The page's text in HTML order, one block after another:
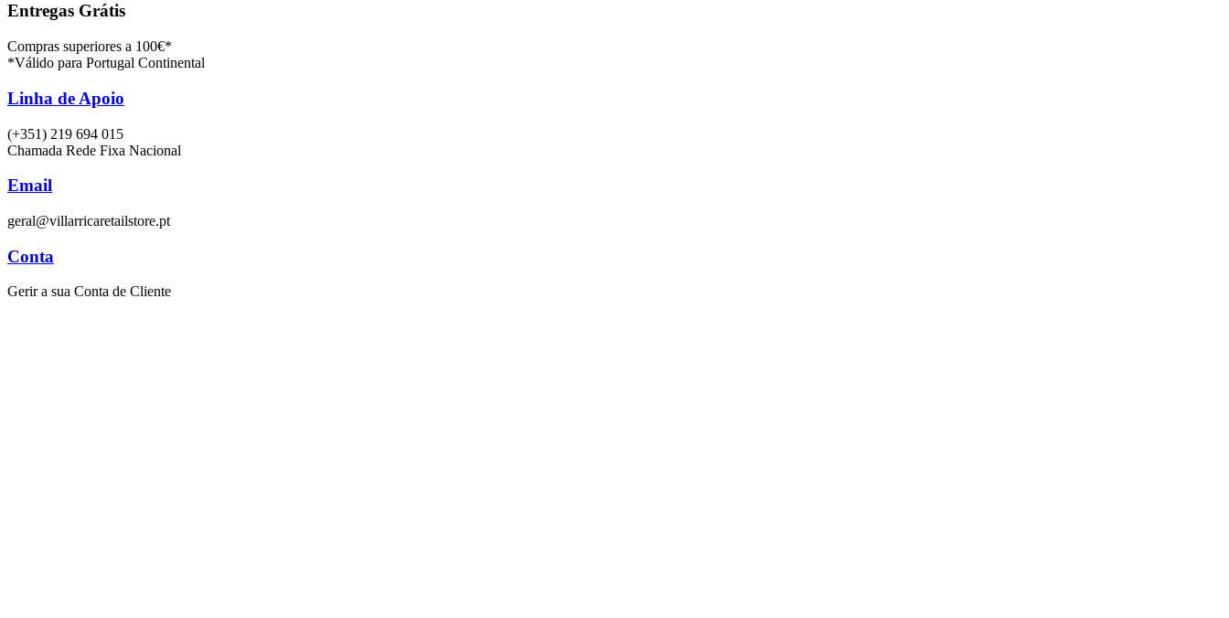
Entregas Grátis
Compras superiores a 100€*
*Válido para Portugal Continental
Linha de Apoio
(+351) 219 694 015
Chamada Rede Fixa Nacional
Email
geral@villarricaretailstore.pt
Conta
Gerir a sua Conta de Cliente